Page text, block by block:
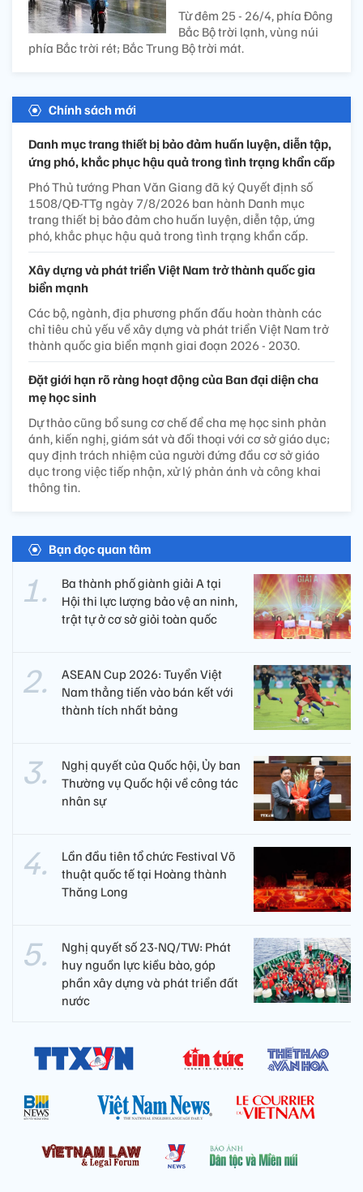
Từ đêm 25 - 26/4, phía Đông
Bắc Bộ trời lạnh, vùng núi
phía Bắc trời rét; Bắc Trung Bộ trời mát.
Chính sách mới
Danh mục trang thiết bị bảo đảm huấn luyện, diễn tập,
ứng phó, khắc phục hậu quả trong tình trạng khẩn cấp
Phó Thủ tướng Phan Văn Giang đã ký Quyết định số
1508/QĐ-TTg ngày 7/8/2026 ban hành Danh mục
trang thiết bị bảo đảm cho huấn luyện, diễn tập, ứng
phó, khắc phục hậu quả trong tình trạng khẩn cấp.
Xây dựng và phát triển Việt Nam trở thành quốc gia
biển mạnh
Các bộ, ngành, địa phương phấn đấu hoàn thành các
chỉ tiêu chủ yếu về xây dựng và phát triển Việt Nam trở
thành quốc gia biển mạnh giai đoạn 2026 - 2030.
Đặt giới hạn rõ ràng hoạt động của Ban đại diện cha
mẹ học sinh
Dự thảo cũng bổ sung cơ chế để cha mẹ học sinh phản
ánh, kiến nghị, giám sát và đối thoại với cơ sở giáo dục;
quy định trách nhiệm của người đứng đầu cơ sở giáo
dục trong việc tiếp nhận, xử lý phản ánh và công khai
thông tin.
Bạn đọc quan tâm
Ba thành phố giành giải A tại
Hội thi lực lượng bảo vệ an ninh,
trật tự ở cơ sở giỏi toàn quốc
ASEAN Cup 2026: Tuyển Việt
Nam thẳng tiến vào bán kết với
thành tích nhất bảng
Nghị quyết của Quốc hội, Ủy ban
Thường vụ Quốc hội về công tác
nhân sự
Lần đầu tiên tổ chức Festival Võ
thuật quốc tế tại Hoàng thành
Thăng Long
Nghị quyết số 23-NQ/TW: Phát
huy nguồn lực kiều bào, góp
phần xây dựng và phát triển đất
nước